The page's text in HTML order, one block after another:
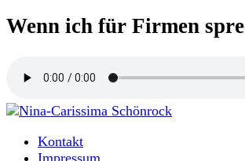
Wenn ich für Firmen
Moderatorin und Sprecherin
Kontakt
Impressum